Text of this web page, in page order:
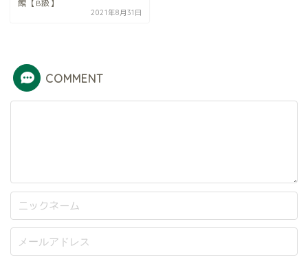
館【B級】
2021年8月31日
COMMENT